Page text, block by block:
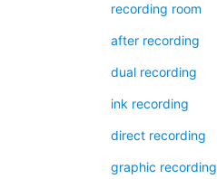
recording room
after recording
dual recording
ink recording
direct recording
graphic recording